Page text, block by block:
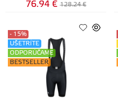
76.94 € 128.24 €
- 15%
UŠETRÍTE
ODPORÚČAME
BESTSELLER